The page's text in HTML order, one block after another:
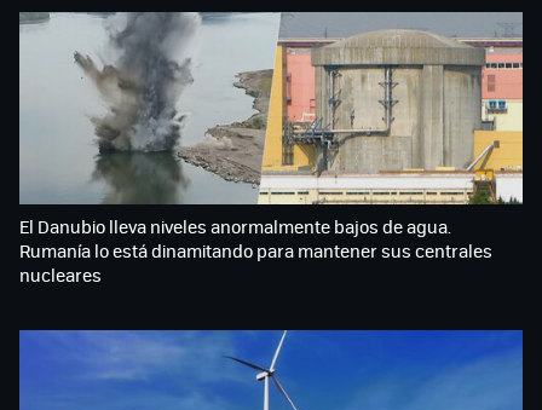
El Danubio lleva niveles anormalmente bajos de agua.
Rumanía lo está dinamitando para mantener sus centrales
nucleares